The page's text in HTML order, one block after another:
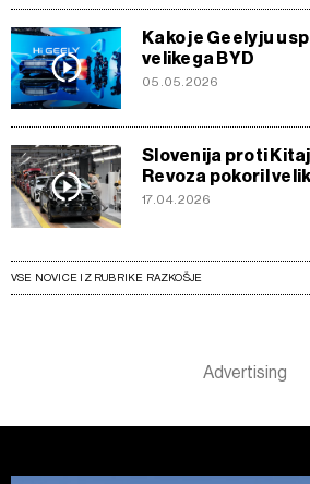
Kako je Geelyju
velikega BYD
05.05.2026
Slovenija proti
Revoza pokoril
17.04.2026
VSE NOVICE IZ RUBRIKE RAZKOŠJE